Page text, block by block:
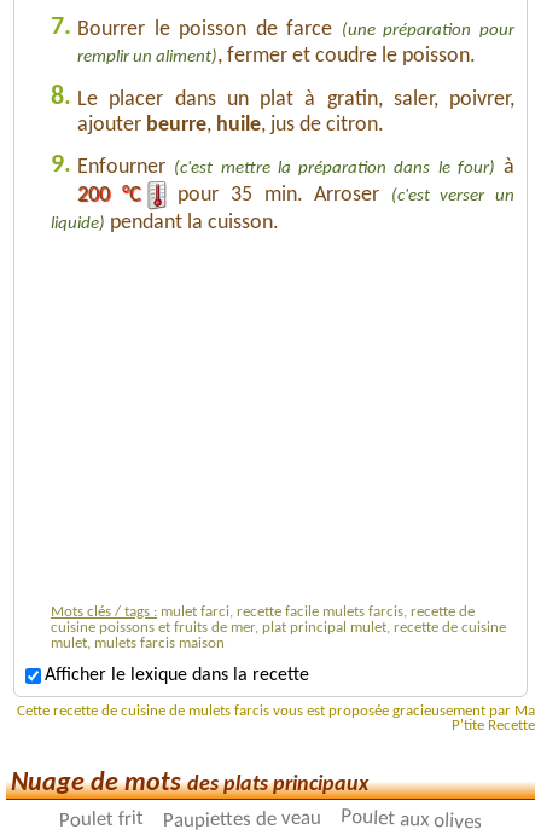
7. Bourrer le poisson de farce (une préparation pour
remplir un aliment), fermer et coudre le poisson.
8. Le placer dans un plat à gratin, saler, poivrer,
ajouter beurre, huile, jus de citron.
9. Enfourner (c'est mettre la préparation dans le four) à
200 °C
pour 35 min. Arroser
(c'est verser un
liquide) pendant la cuisson.
Mots clés / tags : mulet farci, recette facile mulets farcis, recette de
cuisine poissons et fruits de mer, plat principal mulet, recette de cuisine
mulet, mulets farcis maison
Afficher le lexique dans la recette
Cette recette de cuisine de mulets farcis vous est proposée gracieusement par Ma
P'tite Recette
Nuage de motsdes plats principaux
Poulet frit Paupiettes de veau Poulet aux olives